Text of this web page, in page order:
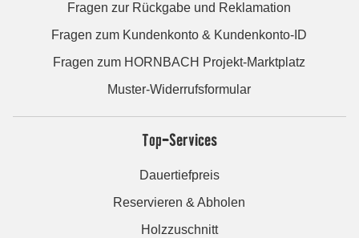
Fragen zur Rückgabe und Reklamation
Fragen zum Kundenkonto & Kundenkonto-ID
Fragen zum HORNBACH Projekt-Marktplatz
Muster-Widerrufsformular
Top-Services
Dauertiefpreis
Reservieren & Abholen
Holzzuschnitt